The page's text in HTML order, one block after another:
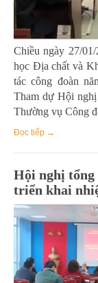
Chiều ngày 27/
học Địa chất và
tác công đoàn
Tham dự Hội
Thường vụ Công
Đọc tiếp →
Hội nghị tổng
triển khai